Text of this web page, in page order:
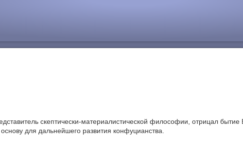
скептически-материалистической философии, отрицал
для дальнейшего развития конфуцианства.